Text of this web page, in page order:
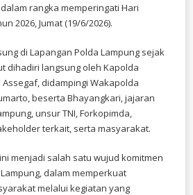
BERSAMA,
DAN
SAMBUT
HARI
BHAYANGKARA
KE-
rangka memperingati Hari
2026, Jumat (19/6/2026).
di Lapangan Polda Lampung sejak
dihadiri langsung oleh Kapolda
Assegaf, didampingi Wakapolda
beserta Bhayangkari, jajaran
unsur TNI, Forkopimda,
terkait, serta masyarakat.
menjadi salah satu wujud komitmen
dalam memperkuat
melalui kegiatan yang